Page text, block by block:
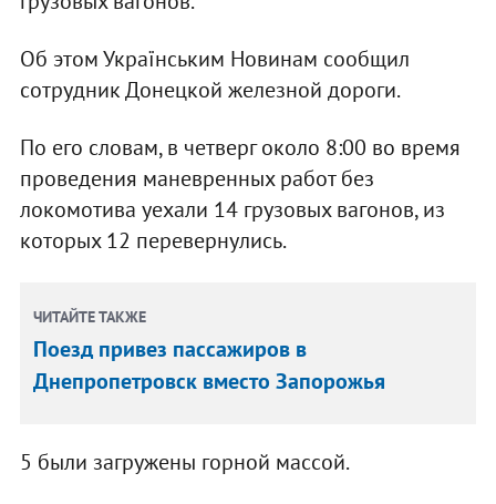
Об этом Українським Новинам сообщил
сотрудник Донецкой железной дороги.
По его словам, в четверг около 8:00 во время
проведения маневренных работ без
локомотива уехали 14 грузовых вагонов, из
которых 12 перевернулись.
ЧИТАЙТЕ ТАКЖЕ
Поезд привез пассажиров в
Днепропетровск вместо Запорожья
5 были загружены горной массой.